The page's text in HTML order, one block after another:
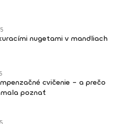
nugetami v mandliach
cvičenie – a prečo
poznať